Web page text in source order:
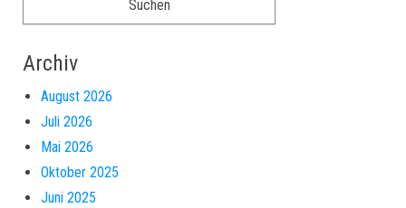
Archiv
August 2026
Juli 2026
Mai 2026
Oktober 2025
Juni 2025